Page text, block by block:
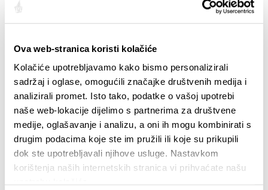
Ova web-stranica koristi kolačiće
Kolačiće upotrebljavamo kako bismo personalizirali
sadržaj i oglase, omogućili značajke društvenih medija i
analizirali promet. Isto tako, podatke o vašoj upotrebi
naše web-lokacije dijelimo s partnerima za društvene
medije, oglašavanje i analizu, a oni ih mogu kombinirati s
drugim podacima koje ste im pružili ili koje su prikupili
dok ste upotrebljavali njihove usluge. Nastavkom
korištenja naših internetskih stranica vi prihvaćate našu
Split City Passnije samo kupon – to je
personalizirane štednjetijekom tvog boravka u
Splitu. Više od 50 lokacija uključeno je u sustav, a
mreža partnera svakodnevno raste.
Pružatelj usluge Split City Pass:
Split Discount HQ
Adresa: Ulica Domovinskog rata 27B
E-mail:info@splitdiscount.com